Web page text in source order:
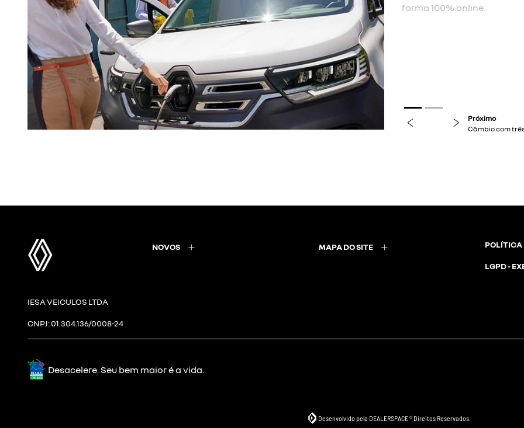
NOVOS MAPA DO SITE POLÍTICA
LGPD -
IESA VEICULOS LTDA
CNPJ: 01.304.136/0008-24
Desacelere. Seu bem maior é a vida.
Desenvolvido pela DEALERSPACE ® Direitos Reservados.